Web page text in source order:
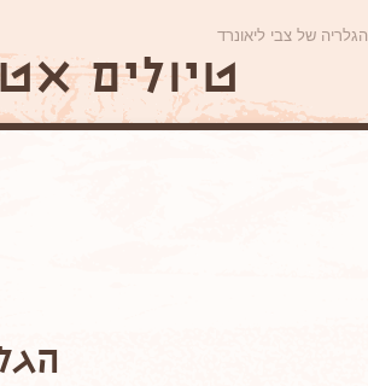
הגלריה של צבי ליאונרד
טיולים